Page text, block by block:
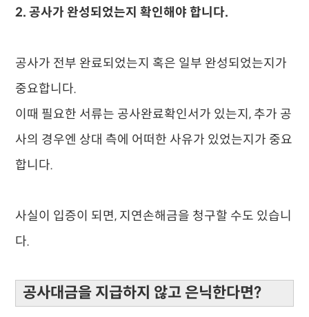
​2. 공사가 완성되었는지 확인해야 합니다.
​공사가 전부 완료되었는지 혹은 일부 완성되었는지가
중요합니다.
이때 필요한 서류는 공사완료확인서가 있는지, 추가 공
사의 경우엔 상대 측에 어떠한 사유가 있었는지가 중요
합니다.
​사실이 입증이 되면, 지연손해금을 청구할 수도 있습니
다.
공사대금을 지급하지 않고 은닉한다면?